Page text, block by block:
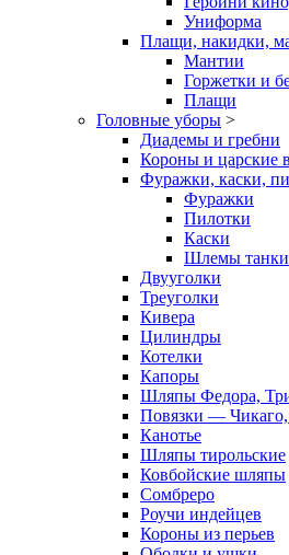
Униформа
Плащи, накидки,
Мантии
Горжетки и
Плащи
Головные уборы >
Диадемы и гребни
Короны и царские
Фуражки, каски,
Фуражки
Пилотки
Каски
Шлемы
Двууголки
Треуголки
Кивера
Цилиндры
Котелки
Капоры
Шляпы Федора,
Повязки — Чикаго,
Канотье
Шляпы тирольские
Ковбойские шляпы
Сомбреро
Роучи индейцев
Короны из перьев